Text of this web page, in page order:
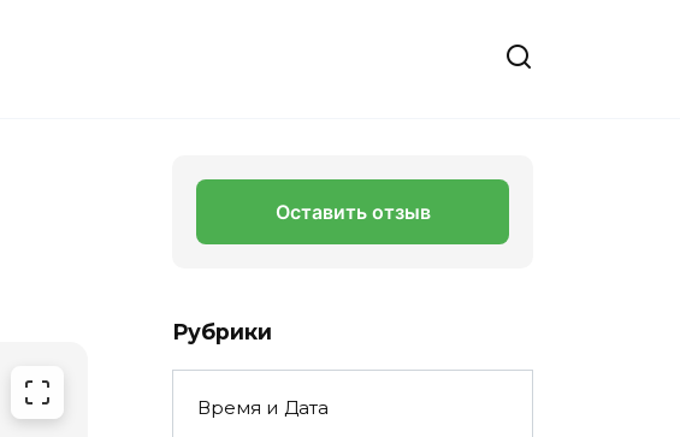
Оставить отзыв
Рубрики
Время и Дата